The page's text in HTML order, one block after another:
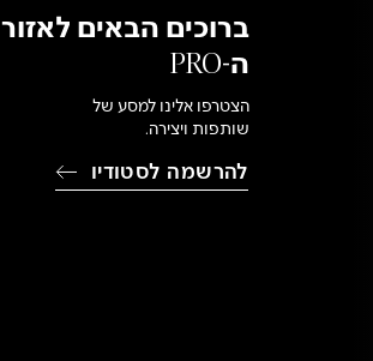
ברוכים הבאים לאזור
ה-PRO
הצטרפו אלינו למסע של
שותפות ויצירה.
להרשמה לסטודיו